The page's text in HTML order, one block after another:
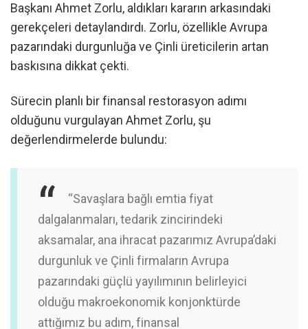
Başkanı Ahmet Zorlu, aldıkları kararın arkasındaki
gerekçeleri detaylandırdı. Zorlu, özellikle Avrupa
pazarındaki durgunluğa ve Çinli üreticilerin artan
baskısına dikkat çekti.
Sürecin planlı bir finansal restorasyon adımı
olduğunu vurgulayan Ahmet Zorlu, şu
değerlendirmelerde bulundu:
“Savaşlara bağlı emtia fiyat
dalgalanmaları, tedarik zincirindeki
aksamalar, ana ihracat pazarımız Avrupa’daki
durgunluk ve Çinli firmaların Avrupa
pazarındaki güçlü yayılımının belirleyici
olduğu makroekonomik konjonktürde
attığımız bu adım, finansal